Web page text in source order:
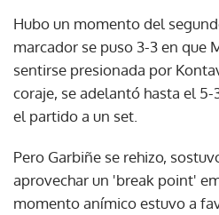
Hubo un momento del
marcador se puso 3-3 en que
sentirse presionada por
coraje, se adelantó hasta el
el partido a un set.
Pero Garbiñe se rehizo,
aprovechar un 'break point'
momento anímico estuvo a